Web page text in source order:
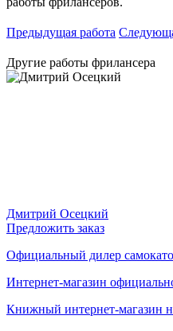
Предыдущая работа
Другие работы фрилансера
Дмитрий Осецкий
Предложить заказ
Официальный дилер
Интернет-магазин
Книжный интернет-магазин